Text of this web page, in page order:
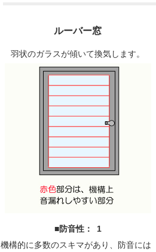
ルーバー窓
羽状のガラスが傾いて換気します。
■防音性： 1
機構的に多数のスキマがあり、防音には